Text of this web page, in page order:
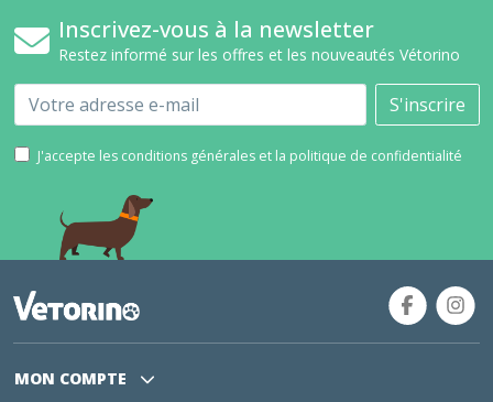
Inscrivez-vous à la newsletter
Restez informé sur les offres et les nouveautés Vétorino
Email S'inscrire
J'accepte les conditions générales et la politique de confidentialité
MON COMPTE